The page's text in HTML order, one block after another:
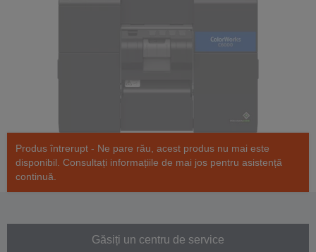
Produs întrerupt - Ne pare rău, acest produs nu mai este
disponibil. Consultați informațiile de mai jos pentru asistență
continuă.
Găsiți un centru de service